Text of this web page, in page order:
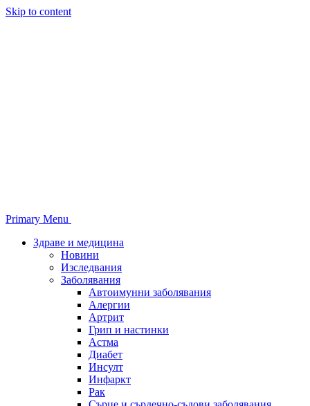
Skip to content
Primary Menu
Здраве и медицина
Новини
Изследвания
Заболявания
Автоимунни заболявания
Алергии
Артрит
Грип и настинки
Астма
Диабет
Инсулт
Инфаркт
Рак